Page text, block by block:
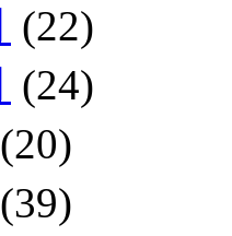
(22)
(24)
(20)
(39)